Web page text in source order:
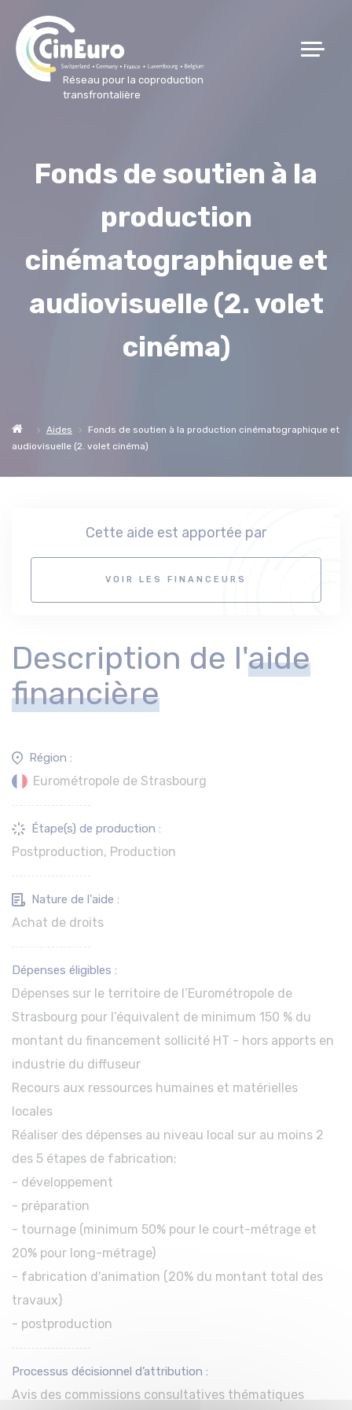
Réseau pour la coproduction
transfrontalière
Fonds de soutien à la
production
cinématographique et
audiovisuelle (2. volet
cinéma)
Aides
Fonds de soutien à la production cinématographique et
audiovisuelle (2. volet cinéma)
Cette aide est apportée par
VOIR LES FINANCEURS
Description de l'aide
financière
Région :
Eurométropole de Strasbourg
Étape(s) de production :
Postproduction, Production
Nature de l'aide :
Achat de droits
Dépenses éligibles :
Dépenses sur le territoire de l’Eurométropole de
Strasbourg pour l’équivalent de minimum 150 % du
montant du financement sollicité HT - hors apports en
industrie du diffuseur
Recours aux ressources humaines et matérielles
locales
Réaliser des dépenses au niveau local sur au moins 2
des 5 étapes de fabrication:
- développement
- préparation
- tournage (minimum 50% pour le court-métrage et
20% pour long-métrage)
- fabrication d'animation (20% du montant total des
travaux)
- postproduction
Processus décisionnel d’attribution :
Avis des commissions consultatives thématiques